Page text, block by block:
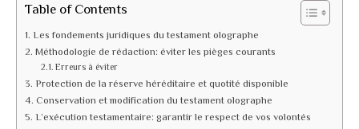
Table of Contents
Les fondements juridiques du testament olographe
Méthodologie de rédaction: éviter les pièges courants
Erreurs à éviter
Protection de la réserve héréditaire et quotité disponible
Conservation et modification du testament olographe
L’exécution testamentaire: garantir le respect de vos volontés